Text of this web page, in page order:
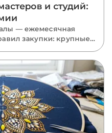
и студий:
— ежемесячная
закупки: крупные
партия на проект.